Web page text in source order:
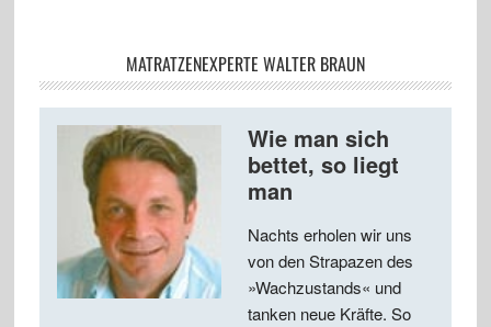
MATRATZENEXPERTE WALTER BRAUN
Wie man sich
bettet, so liegt
man
Nachts erholen wir uns
von den Strapazen des
»Wachzustands« und
tanken neue Kräfte. So